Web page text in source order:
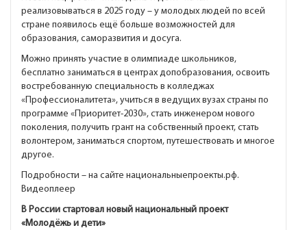
реализовываться в 2025 году – у молодых людей по всей
стране появилось ещё больше возможностей для
образования, саморазвития и досуга.
Можно принять участие в олимпиаде школьников,
бесплатно заниматься в центрах допобразования, освоить
востребованную специальность в колледжах
«Профессионалитета», учиться в ведущих вузах страны по
программе «Приоритет-2030», стать инженером нового
поколения, получить грант на собственный проект, стать
волонтером, заниматься спортом, путешествовать и многое
другое.
Подробности – на сайте национальныепроекты.рф.
Видеоплеер
В России стартовал новый национальный проект
«Молодёжь и дети»